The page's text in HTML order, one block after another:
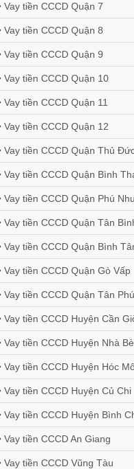
Vay tiền CCCD Quận 7
Vay tiền CCCD Quận 8
Vay tiền CCCD Quận 9
Vay tiền CCCD Quận 10
Vay tiền CCCD Quận 11
Vay tiền CCCD Quận 12
Vay tiền CCCD Quận Thủ
Vay tiền CCCD Quận Bình
Vay tiền CCCD Quận Phú
Vay tiền CCCD Quận Tân
Vay tiền CCCD Quận Bình
Vay tiền CCCD Quận Gò Vấp
Vay tiền CCCD Quận Tân Phú
Vay tiền CCCD Huyện Cần
Vay tiền CCCD Huyện Nhà Bè
Vay tiền CCCD Huyện Hóc
Vay tiền CCCD Huyện Củ Chi
Vay tiền CCCD Huyện Bình
Vay tiền CCCD An Giang
Vay tiền CCCD Vũng Tàu